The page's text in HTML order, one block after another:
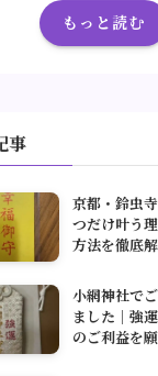
もっと読む
事
京都・鈴虫
つだけ叶う
方法を徹底
小網神社で
ました｜強
のご利益を